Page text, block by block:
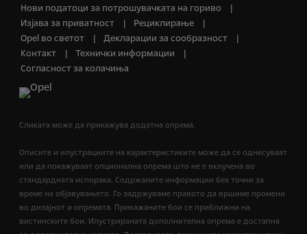
Нови податоци за потрошувачката на гориво
Изјава за приватност
Рециклирање
Opel во светот
Декларации за сообразност
Контакт
Технички информации
Согласност за колачиња
Сликата може да прикажува додатна опрема.
Описите и илустрациите на карактеристиките може да се однесуваат
или да покажуваат опционална опрема што не е вклучена во
стандардната испорака. Содржаните информации беа точни за
време на објавувањето. Го задржуваме правото да вршиме промени
во дизајнот и опремата. Прикажаните бои се приближни на
вистинските бои. Илустрираната дополнителна опрема е достапна